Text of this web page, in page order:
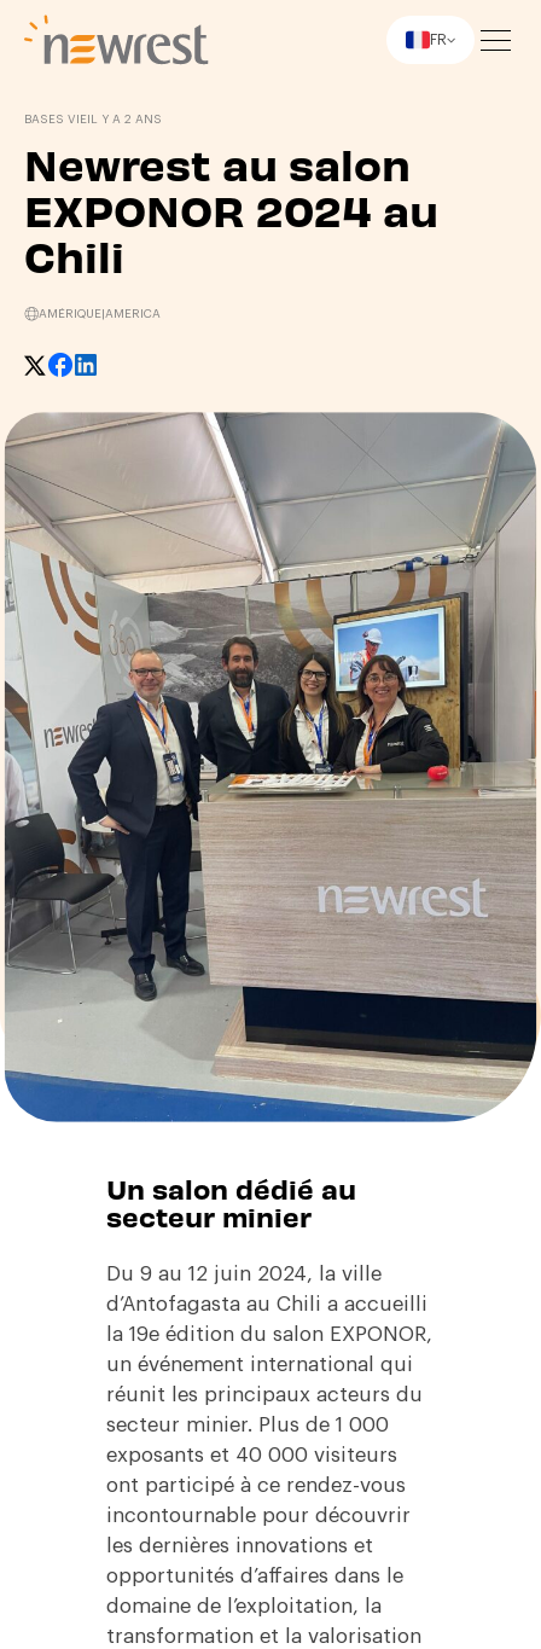
FR
BASES VIE IL Y A 2 ANS
Newrest au salon
EXPONOR 2024 au
Chili
AMÉRIQUE AMERICA
Un salon dédié au
secteur minier
Du 9 au 12 juin 2024, la ville
d’Antofagasta au Chili a accueilli
la 19e édition du salon EXPONOR,
un événement international qui
réunit les principaux acteurs du
secteur minier. Plus de 1 000
exposants et 40 000 visiteurs
ont participé à ce rendez-vous
incontournable pour découvrir
les dernières innovations et
opportunités d’affaires dans le
domaine de l’exploitation, la
transformation et la valorisation